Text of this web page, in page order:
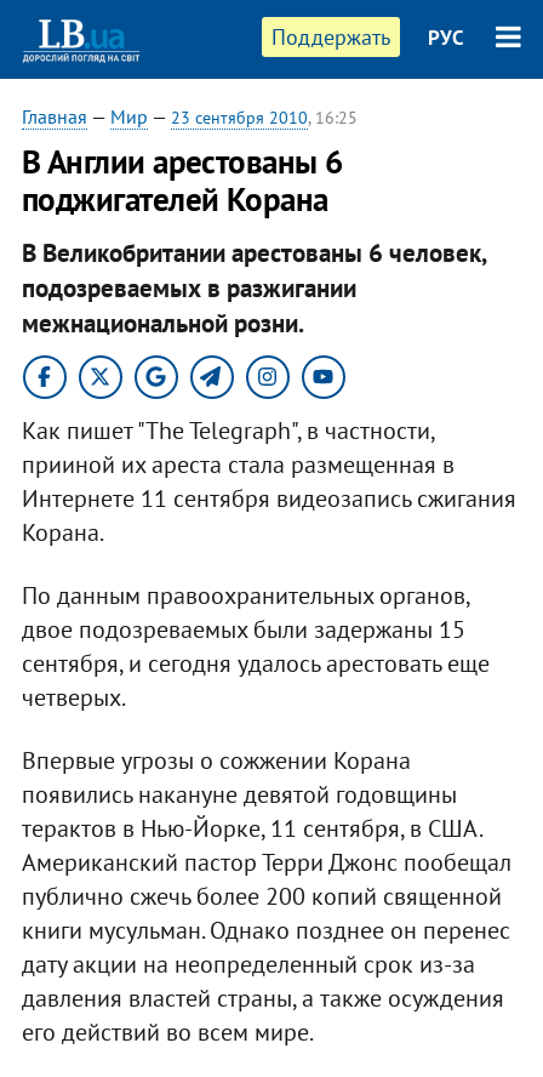
Поддержать РУС
Главная — Мир — 23 сентября 2010, 16:25
В Англии арестованы 6
поджигателей Корана
В Великобритании арестованы 6 человек,
подозреваемых в разжигании
межнациональной розни.
Как пишет "The Telegraph", в частности,
прииной их ареста стала размещенная в
Интернете 11 сентября видеозапись сжигания
Корана.
По данным правоохранительных органов,
двое подозреваемых были задержаны 15
сентября, и сегодня удалось арестовать еще
четверых.
Впервые угрозы о сожжении Корана
появились накануне девятой годовщины
терактов в Нью-Йорке, 11 сентября, в США.
Американский пастор Терри Джонс пообещал
публично сжечь более 200 копий священной
книги мусульман. Однако позднее он перенес
дату акции на неопределенный срок из-за
давления властей страны, а также осуждения
его действий во всем мире.